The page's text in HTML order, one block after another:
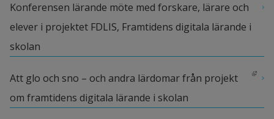
Konferensen lärande möte med forskare, lärare och
elever i projektet FDLIS, Framtidens digitala lärande i
skolan
Att glo och sno – och andra lärdomar från projekt
om framtidens digitala lärande i skolan
Länk till annan webbplats, öppnas i nytt fönster.